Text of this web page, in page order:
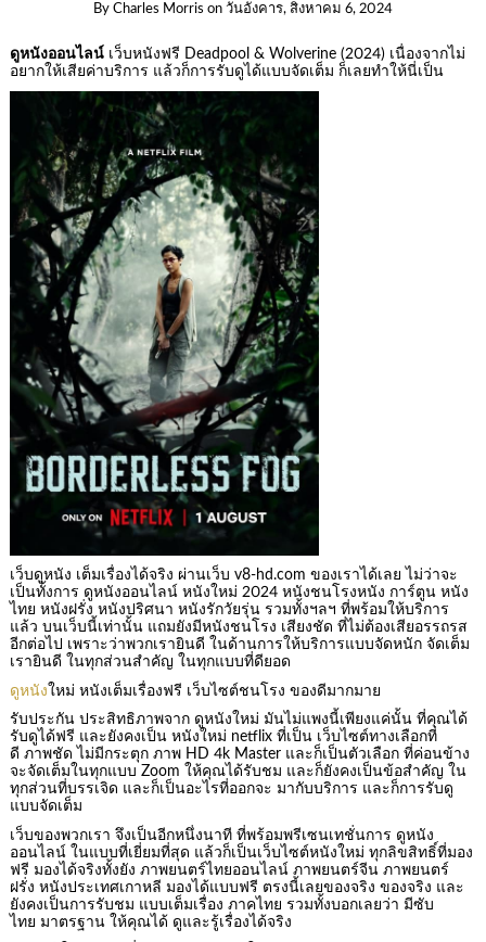
By Charles Morris on วันอังคาร, สิงหาคม 6, 2024
ดูหนังออนไลน์เว็บหนังฟรี Deadpool & Wolverine (2024) เนื่องจากไม่
อยากให้เสียค่าบริการ แล้วก็การรับดูได้แบบจัดเต็ม ก็เลยทำให้นี่เป็น
เว็บดูหนัง เต็มเรื่องได้จริง ผ่านเว็บ v8-hd.com ของเราได้เลย ไม่ว่าจะ
เป็นทั้งการ ดูหนังออนไลน์ หนังใหม่ 2024 หนังชนโรงหนัง การ์ตูน หนัง
ไทย หนังฝรั่ง หนังปริศนา หนังรักวัยรุ่น รวมทั้งฯลฯ ที่พร้อมให้บริการ
แล้ว บนเว็บนี้เท่านั้น แถมยังมีหนังชนโรง เสียงชัด ที่ไม่ต้องเสียอรรถรส
อีกต่อไป เพราะว่าพวกเรายินดี ในด้านการให้บริการแบบจัดหนัก จัดเต็ม
เรายินดี ในทุกส่วนสำคัญ ในทุกแบบที่ดียอด
ดูหนังใหม่ หนังเต็มเรื่องฟรี เว็บไซต์ชนโรง ของดีมากมาย
รับประกัน ประสิทธิภาพจาก ดูหนังใหม่ มันไม่แพงนี้เพียงแค่นั้น ที่คุณได้
รับดูได้ฟรี และยังคงเป็น หนังใหม่ netflix ที่เป็น เว็บไซต์ทางเลือกที่
ดี ภาพชัด ไม่มีกระตุก ภาพ HD 4k Master และก็เป็นตัวเลือก ที่ค่อนข้าง
จะจัดเต็มในทุกแบบ Zoom ให้คุณได้รับชม และก็ยังคงเป็นข้อสำคัญ ใน
ทุกส่วนที่บรรเจิด และก็เป็นอะไรที่ออกจะ มากับบริการ และก็การรับดู
แบบจัดเต็ม
เว็บของพวกเรา จึงเป็นอีกหนึ่งนาที ที่พร้อมพรีเซนเทชั่นการ ดูหนัง
ออนไลน์ ในแบบที่เยี่ยมที่สุด แล้วก็เป็นเว็บไซต์หนังใหม่ ทุกลิขสิทธิ์ที่มอง
ฟรี มองได้จริงทั้งยัง ภาพยนตร์ไทยออนไลน์ ภาพยนตร์จีน ภาพยนตร์
ฝรั่ง หนังประเทศเกาหลี มองได้แบบฟรี ตรงนี้เลยของจริง ของจริง และ
ยังคงเป็นการรับชม แบบเต็มเรื่อง ภาคไทย รวมทั้งบอกเลยว่า มีซับ
ไทย มาตรฐาน ให้คุณได้ ดูและรู้เรื่องได้จริง